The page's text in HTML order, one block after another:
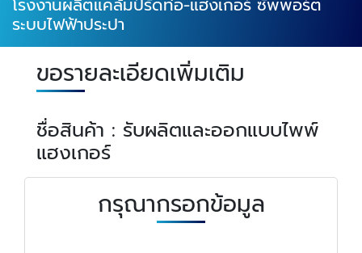
โรงงานผลิตแคล้มป์รัดท่อ-แฮงเกอร์ ซัพพอร์ต
ระบบไฟฟ้าประปา
ขอรายละเอียดเพิ่มเติม
ชื่อสินค้า : รับผลิตและออกแบบไพพ์
แฮงเกอร์
กรุณากรอกข้อมูล